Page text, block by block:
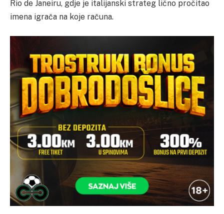
Rio de Janeiru, gdje je italijanski strateg lično pročitao
imena igrača na koje računa.